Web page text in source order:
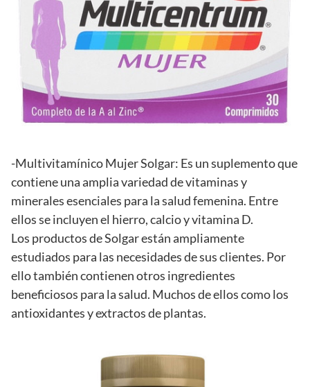
-Multivitamínico Mujer Solgar: Es un suplemento que
contiene una amplia variedad de vitaminas y
minerales esenciales para la salud femenina. Entre
ellos se incluyen el hierro, calcio y vitamina D.
Los productos de Solgar están ampliamente
estudiados para las necesidades de sus clientes. Por
ello también contienen otros ingredientes
beneficiosos para la salud. Muchos de ellos como los
antioxidantes y extractos de plantas.